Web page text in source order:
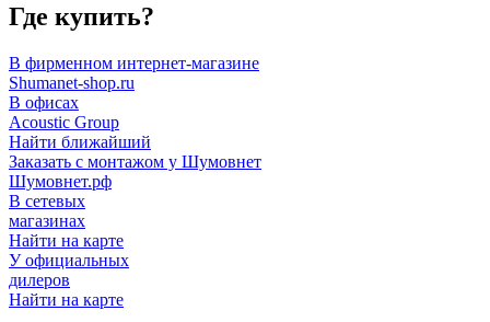
Где купить?
В фирменном интернет-магазине
Shumanet-shop.ru
В офисах
Acoustic Group
Найти ближайший
Заказать с монтажом у Шумовнет
Шумовнет.рф
В сетевых
магазинах
Найти на карте
У официальных
дилеров
Найти на карте